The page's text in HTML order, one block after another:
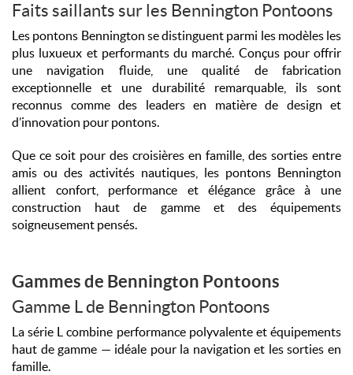
Faits saillants sur les Bennington Pontoons
Les pontons Bennington se distinguent parmi les modèles les
plus luxueux et performants du marché. Conçus pour offrir
une navigation fluide, une qualité de fabrication
exceptionnelle et une durabilité remarquable, ils sont
reconnus comme des leaders en matière de design et
d’innovation pour pontons.
Que ce soit pour des croisières en famille, des sorties entre
amis ou des activités nautiques, les pontons Bennington
allient confort, performance et élégance grâce à une
construction haut de gamme et des équipements
soigneusement pensés.
Gammes de Bennington Pontoons
Gamme L de Bennington Pontoons
La série L combine performance polyvalente et équipements
haut de gamme — idéale pour la navigation et les sorties en
famille.